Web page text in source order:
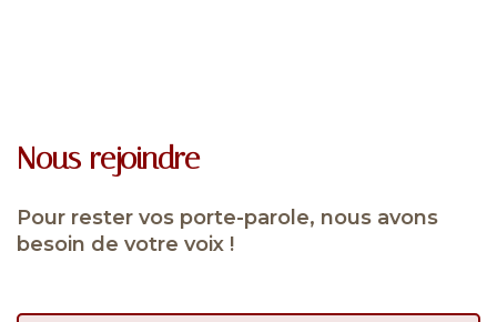
Nous rejoindre
Pour rester vos porte-parole, nous avons
besoin de votre voix !